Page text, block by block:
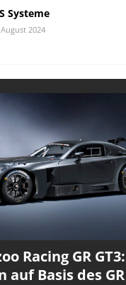
Systeme
2024
Racing GR
auf Basis des GR